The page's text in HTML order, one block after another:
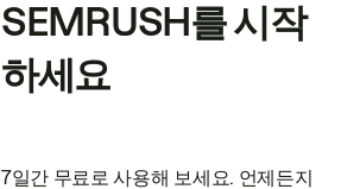
SEMRUSH를 시작
하세요
7일간 무료로 사용해 보세요. 언제든지